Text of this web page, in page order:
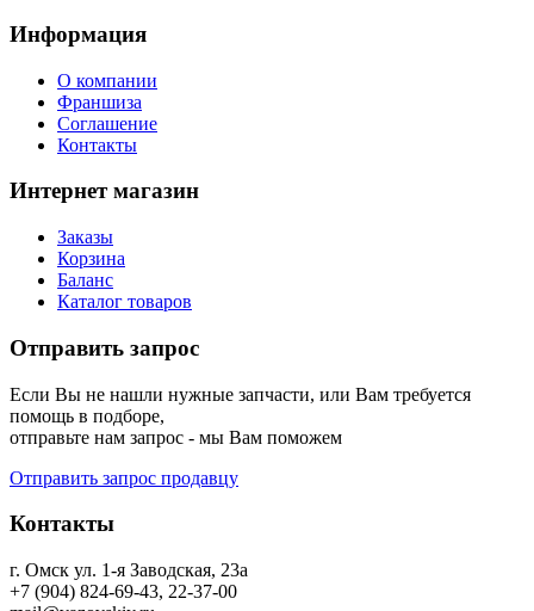
Информация
О компании
Франшиза
Соглашение
Контакты
Интернет магазин
Заказы
Корзина
Баланс
Каталог товаров
Отправить запрос
Если Вы не нашли нужные запчасти, или Вам требуется
помощь в подборе,
отправьте нам запрос - мы Вам поможем
Отправить запрос продавцу
Контакты
г. Омск ул. 1-я Заводская, 23а
+7 (904) 824-69-43, 22-37-00